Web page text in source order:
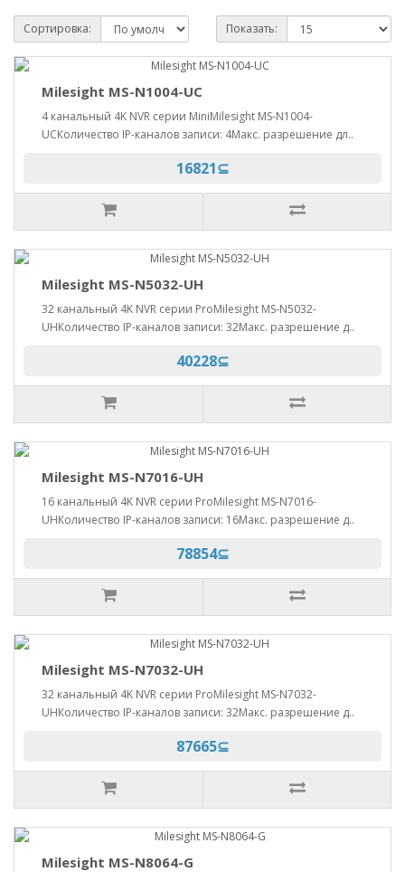
Сортировка: Показать:
Milesight MS-N1004-UC
4 канальный 4K NVR серии MiniMilesight MS-N1004-
UCКоличество IP-каналов записи: 4Макс. разрешение дл..
16821⊆
Milesight MS-N5032-UH
32 канальный 4K NVR серии ProMilesight MS-N5032-
UHКоличество IP-каналов записи: 32Макс. разрешение д..
40228⊆
Milesight MS-N7016-UH
16 канальный 4K NVR серии ProMilesight MS-N7016-
UHКоличество IP-каналов записи: 16Макс. разрешение д..
78854⊆
Milesight MS-N7032-UH
32 канальный 4K NVR серии ProMilesight MS-N7032-
UHКоличество IP-каналов записи: 32Макс. разрешение д..
87665⊆
Milesight MS-N8064-G